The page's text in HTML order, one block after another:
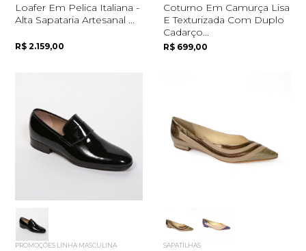
Loafer Em Pelica Italiana -
Alta Sapataria Artesanal ...
R$ 2.159,00
Coturno Em Camurça Lisa
E Texturizada Com Duplo
Cadarço...
R$ 699,00
PROMOÇÕES LINHA MASCULINA SAPATILHAS